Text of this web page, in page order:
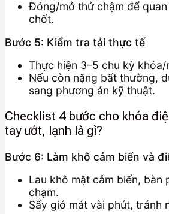
Đóng/mở thử chậm để
chốt.
Bước 5: Kiểm tra tải thực tế
Thực hiện 3–5 chu kỳ khóa/
Nếu còn nặng bất thường,
sang phương án kỹ thuật.
Checklist 4 bước cho khóa
tay ướt, lạnh là gì?
Bước 6: Làm khô cảm biến và
Lau khô mặt cảm biến, bàn
chạm.
Sấy gió mát vài phút, tránh